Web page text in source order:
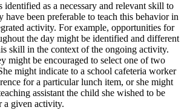
as a necessary and relevant skill to
have been preferable to teach this behavior in
activity. For example, opportunities for
the day might be identified and different
skill in the context of the ongoing activity.
might be encouraged to select one of two
might indicate to a school cafeteria worker
for a particular lunch item, or she might
assistant the child she wished to be
a given activity.